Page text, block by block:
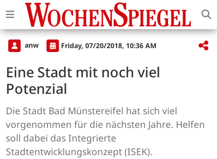
anw Friday, 07/20/2018, 10:36 AM
Eine Stadt mit noch viel
Potenzial
Die Stadt Bad Münstereifel hat sich viel
vorgenommen für die nächsten Jahre. Helfen
soll dabei das Integrierte
Stadtentwicklungskonzept (ISEK).